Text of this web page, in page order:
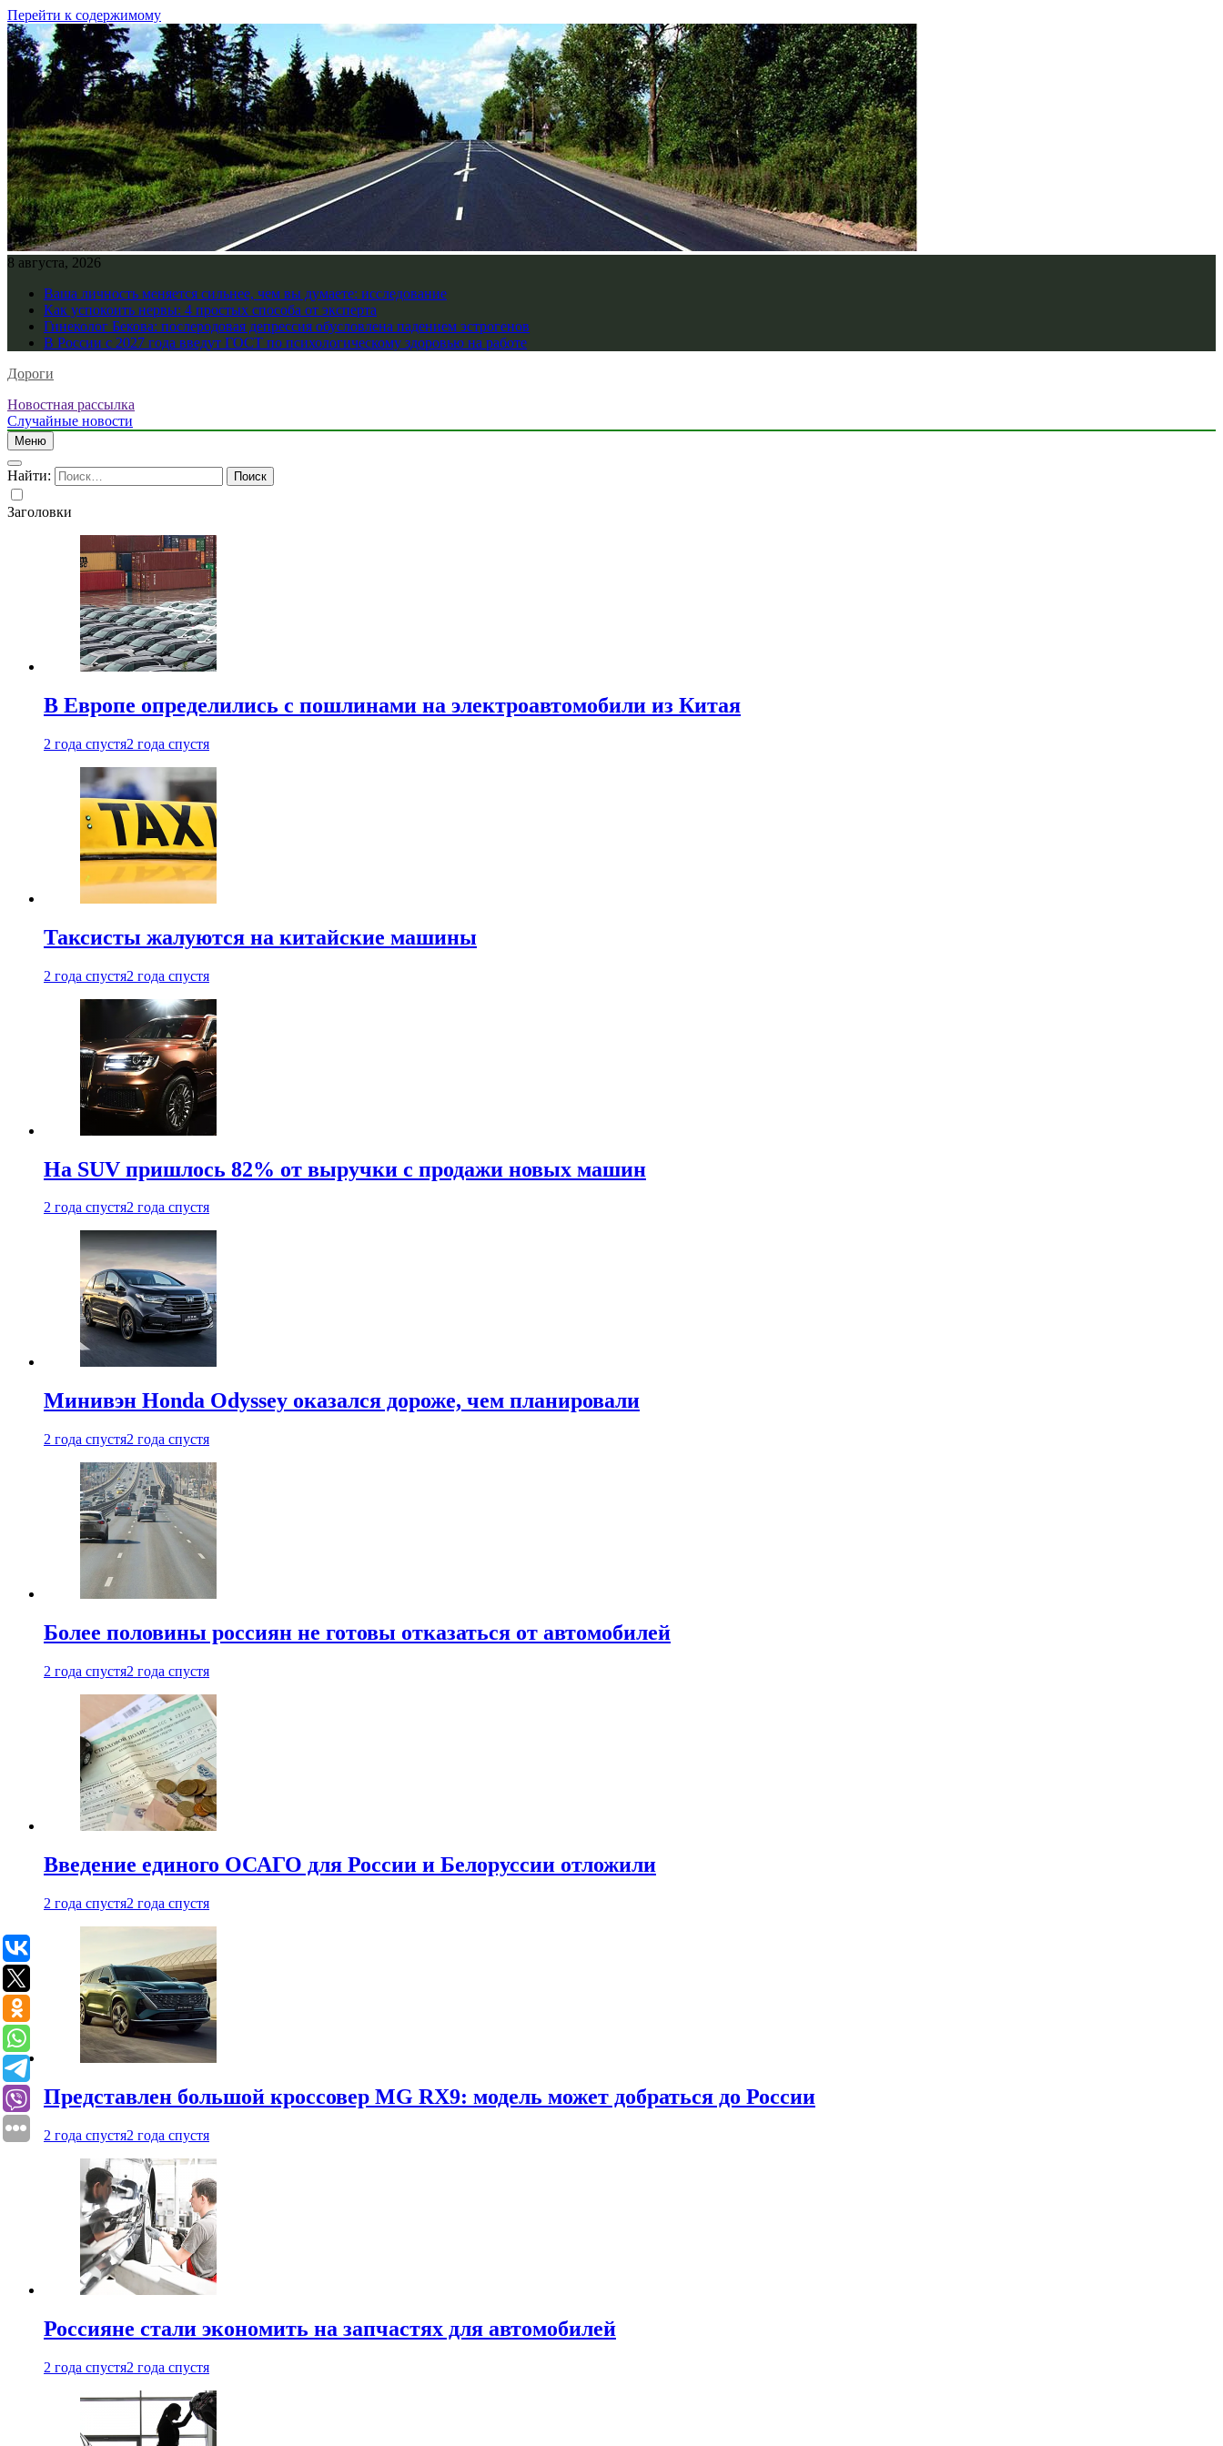
Перейти к содержимому
8 августа, 2026
Ваша личность меняется сильнее, чем вы думаете: исследование
Как успокоить нервы: 4 простых способа от эксперта
Гинеколог Бекова: послеродовая депрессия обусловлена падением эстрогенов
В России с 2027 года введут ГОСТ по психологическому здоровью на работе
Дороги
Новостная рассылка
Случайные новости
Меню
Найти:
Заголовки
В Европе определились с пошлинами на электроавтомобили из Китая
2 года спустя2 года спустя
Таксисты жалуются на китайские машины
2 года спустя2 года спустя
На SUV пришлось 82% от выручки с продажи новых машин
2 года спустя2 года спустя
Минивэн Honda Odyssey оказался дороже, чем планировали
2 года спустя2 года спустя
Более половины россиян не готовы отказаться от автомобилей
2 года спустя2 года спустя
Введение единого ОСАГО для России и Белоруссии отложили
2 года спустя2 года спустя
Представлен большой кроссовер MG RX9: модель может добраться до России
2 года спустя2 года спустя
Россияне стали экономить на запчастях для автомобилей
2 года спустя2 года спустя